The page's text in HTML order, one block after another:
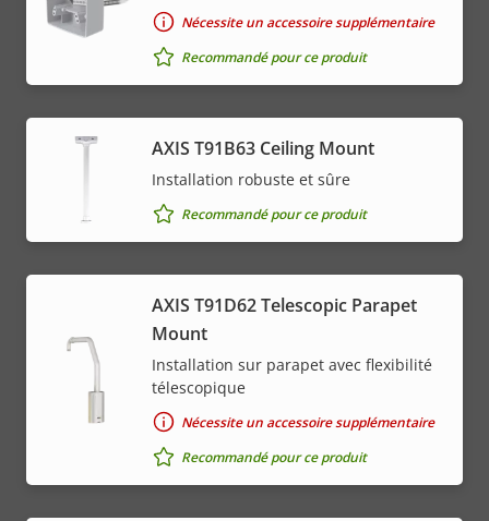
Nécessite un accessoire supplémentaire
Recommandé pour ce produit
AXIS T91B63 Ceiling Mount
Installation robuste et sûre
Recommandé pour ce produit
AXIS T91D62 Telescopic Parapet
Mount
Installation sur parapet avec flexibilité
télescopique
Nécessite un accessoire supplémentaire
Recommandé pour ce produit